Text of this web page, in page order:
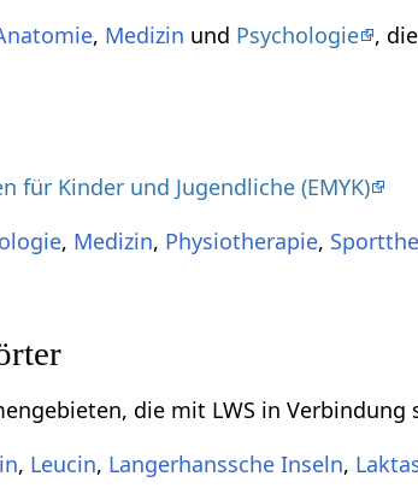
, Medizin und Psychologie ,
Kinder und Jugendliche (EMYK)
, Medizin, Physiotherapie,
die mit LWS in Verbindung
, Leucin, Langerhanssche Inseln,